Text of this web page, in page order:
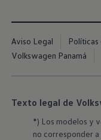
Aviso Legal
Volkswagen Panamá
Texto legal de
*) Los modelos y
no corresponder